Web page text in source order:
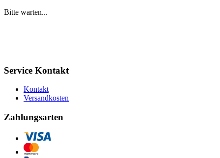
Bitte warten...
Service Kontakt
Kontakt
Versandkosten
Zahlungsarten